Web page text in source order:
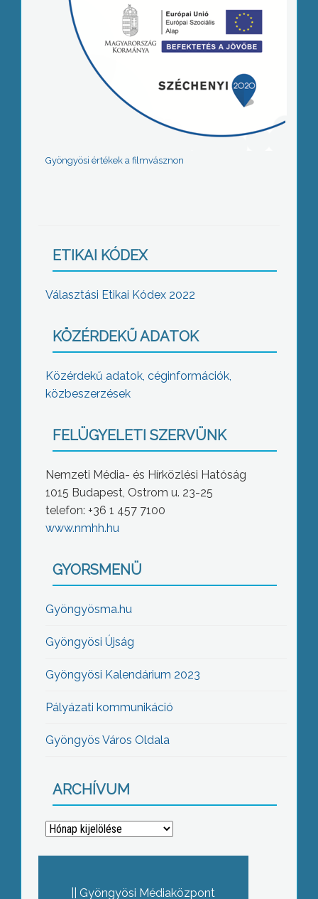
Gyöngyösi értékek a filmvásznon
ETIKAI KÓDEX
Választási Etikai Kódex 2022
KÖZÉRDEKŰ ADATOK
Közérdekű adatok, céginformációk,
közbeszerzések
FELÜGYELETI SZERVÜNK
Nemzeti Média- és Hírközlési Hatóság
1015 Budapest, Ostrom u. 23-25
telefon: +36 1 457 7100
www.nmhh.hu
GYORSMENÜ
Gyöngyösma.hu
Gyöngyösi Újság
Gyöngyösi Kalendárium 2023
Pályázati kommunikáció
Gyöngyös Város Oldala
ARCHÍVUM
Archívum
Gyöngyösi Médiaközpont